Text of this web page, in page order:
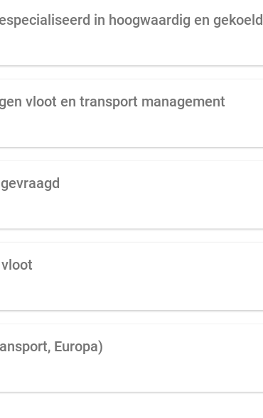
in hoogwaardig en gekoeld
vloot en transport management
Europa)